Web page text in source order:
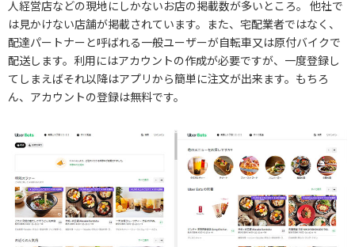
人経営店などの現地にしかないお店の掲載数が多いところ。 他社で
は見かけない店舗が掲載されています。また、宅配業者ではなく、
配達パートナーと呼ばれる一般ユーザーが自転車又は原付バイクで
配送します。利用にはアカウントの作成が必要ですが、一度登録し
てしまえばそれ以降はアプリから簡単に注文が出来ます。もちろ
ん、アカウントの登録は無料です。